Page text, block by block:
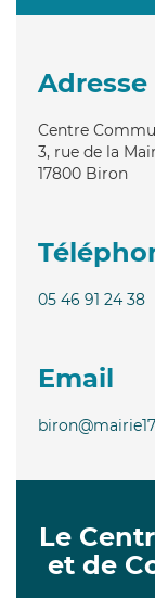
Adresse
Centre
3, rue de la
17800 Biron
05 46 91 24 38
Email
Le
et de